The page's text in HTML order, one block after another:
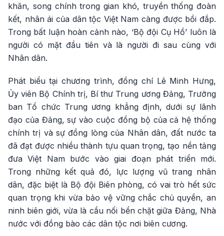
khăn, song chính trong gian khó, truyền thống đoàn
kết, nhân ái của dân tộc Việt Nam càng được bồi đắp.
Trong bất luận hoàn cảnh nào, ‘Bộ đội Cụ Hồ’ luôn là
người có mặt đầu tiên và là người đi sau cùng với
Nhân dân.
Phát biểu tại chương trình, đồng chí Lê Minh Hưng,
Ủy viên Bộ Chính trị, Bí thư Trung ương Đảng, Trưởng
ban Tổ chức Trung ương khẳng định, dưới sự lãnh
đạo của Đảng, sự vào cuộc đồng bộ của cả hệ thống
chính trị và sự đồng lòng của Nhân dân, đất nước ta
đã đạt được nhiều thành tựu quan trọng, tạo nền tảng
đưa Việt Nam bước vào giai đoạn phát triển mới.
Trong những kết quả đó, lực lượng vũ trang nhân
dân, đặc biệt là Bộ đội Biên phòng, có vai trò hết sức
quan trọng khi vừa bảo vệ vững chắc chủ quyền, an
ninh biên giới, vừa là cầu nối bền chặt giữa Đảng, Nhà
nước với đồng bào các dân tộc nơi biên cương.